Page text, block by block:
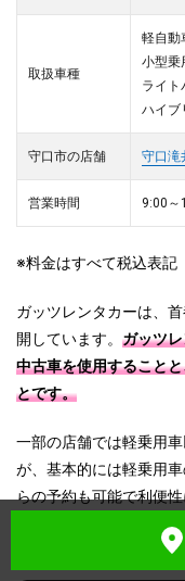
取扱車種
軽自動
小型乗
ライト
ハイブ
守口市の店舗 守口滝
営業時間 9:00～
※料金はすべて税込表記
ガッツレンタカーは、
開しています。 ガッツ
中古車を使用すること
とです。
一部の店舗では軽乗用
が、基本的には軽乗用
らの予約も可能で利便